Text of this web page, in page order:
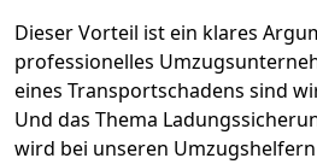
Dieser Vorteil ist ein klares
professionelles
eines Transportschadens sind
Und das Thema
wird bei unseren